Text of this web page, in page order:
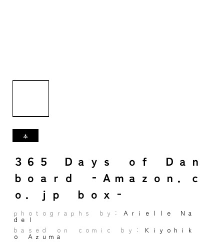
３６５ Ｄａｙｓ ｏｆ Ｄａｎ
ｂｏａｒｄ ‐Ａｍａｚｏｎ．ｃ
ｏ．ｊｐ ｂｏｘ‐
ｐｈｏｔｏｇｒａｐｈｓ ｂｙ： Ａｒｉｅｌｌｅ Ｎａ
ｄｅｌ
ｂａｓｅｄ ｏｎ ｃｏｍｉｃ ｂｙ：
Ｋｉｙｏｈｉｋ
ｏ Ａｚｕｍａ